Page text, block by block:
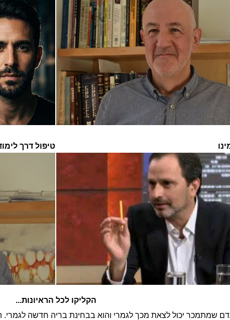
טיפול דרך
הקליקו לכל הראיונות...
שמתמכר יכול לצאת מכך לגמרי והוא בבחינת בריה חדשה לגמרי.